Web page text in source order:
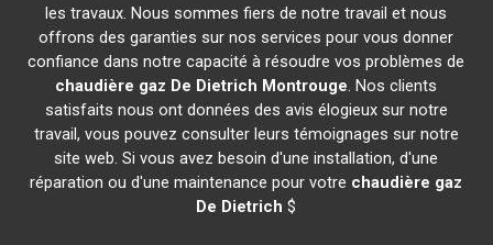
les travaux. Nous sommes fiers de notre travail et nous
offrons des garanties sur nos services pour vous donner
confiance dans notre capacité à résoudre vos problèmes de
chaudière gaz De Dietrich Montrouge. Nos clients
satisfaits nous ont données des avis élogieux sur notre
travail, vous pouvez consulter leurs témoignages sur notre
site web. Si vous avez besoin d'une installation, d'une
réparation ou d'une maintenance pour votre chaudière gaz
De Dietrich $